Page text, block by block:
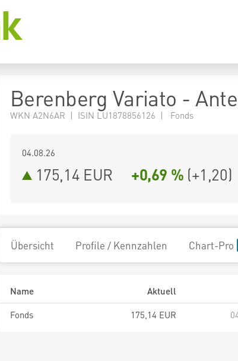
Berenberg Variato -
WKN A2N6AR | ISIN LU1878856126 | Fonds
04.08.26
175,14 EUR +0,69 % (+1,20)
Übersicht Profile / Kennzahlen Chart-Pro
Name Aktuell
Fonds
175,14 EUR